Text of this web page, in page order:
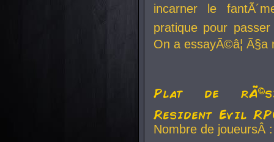
incarner le
pratique pour
On a essayÃ©â¦
Plat de
Resident Evil
Nombre de